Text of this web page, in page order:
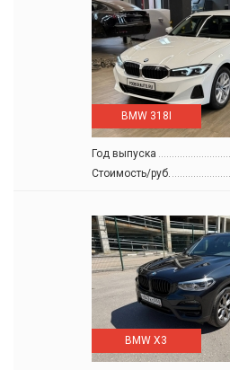
BMW 318I
Год выпуска
Стоимость/руб.
BMW X3